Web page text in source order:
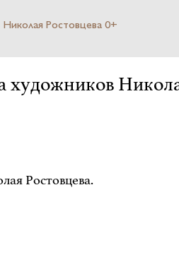
Ростовцева 0+
художников
Ростовцева.